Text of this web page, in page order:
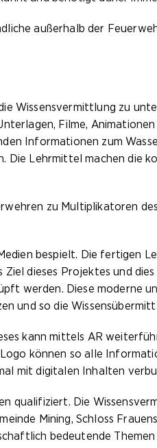
außerhalb der
Wissensvermittlung zu
Filme, Animationen
Informationen zum
Die Lehrmittel machen die
zu Multiplikatoren des
bespielt. Die fertigen
dieses Projektes und
werden. Diese moderne
und so die
kann mittels AR
können so alle
mit digitalen Inhalten
qualifiziert. Die
Mining, Schloss
bedeutende Themen